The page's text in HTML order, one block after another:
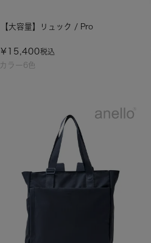
カラー6色
【大容量】リュック / Pro
¥ 15,400税込